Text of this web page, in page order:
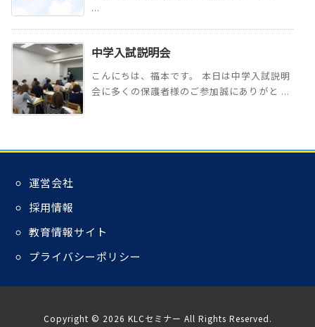
...
中学入試説明会
こんにちは、福本です。 本日は中学入試説明
会に多くの保護者様のご参加誠にありがと ...
運営会社
採用情報
教育情報サイト
プライバシーポリシー
Copyright © 2026 KLCセミナー All Rights Reserved.